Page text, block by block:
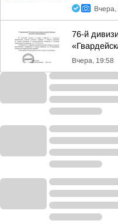
Вчера,
76-й
Вчера, 19:58